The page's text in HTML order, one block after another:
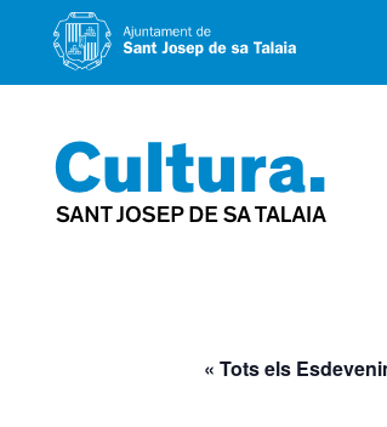
al
contingut
« Tots els